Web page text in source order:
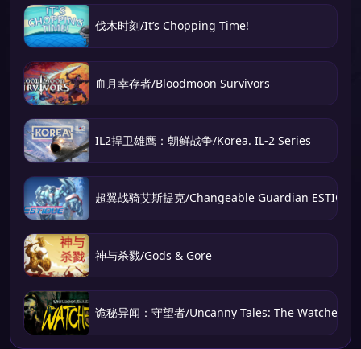
伐木时刻/It’s Chopping Time!
血月幸存者/Bloodmoon Survivors
IL2捍卫雄鹰：朝鲜战争/Korea. IL-2 Series
超翼战骑艾斯提克/Changeable Guardian ESTIQUE
神与杀戮/Gods & Gore
诡秘异闻：守望者/Uncanny Tales: The Watcher